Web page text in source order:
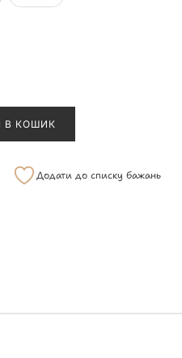
В КОШИК
Додати до списку бажань